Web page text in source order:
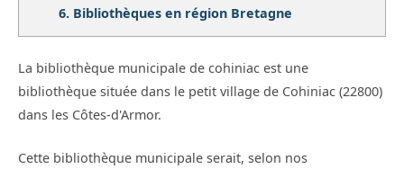
6. Bibliothèques en région Bretagne
La bibliothèque municipale de cohiniac est une
bibliothèque située dans le petit village de Cohiniac (22800)
dans les Côtes-d'Armor.
Cette bibliothèque municipale serait, selon nos